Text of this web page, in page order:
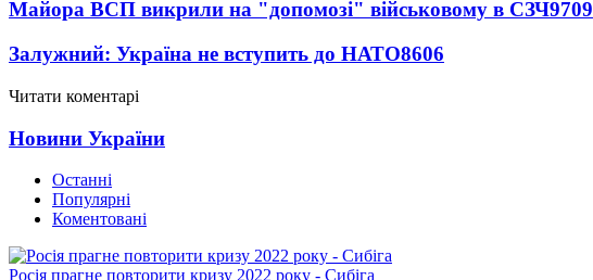
Майора ВСП викрили на "допомозі" військовому в СЗЧ9709
Залужний: Україна не вступить до НАТО8606
Читати коментарі
Новини України
Останні
Популярні
Коментовані
Росія прагне повторити кризу 2022 року - Сибіга